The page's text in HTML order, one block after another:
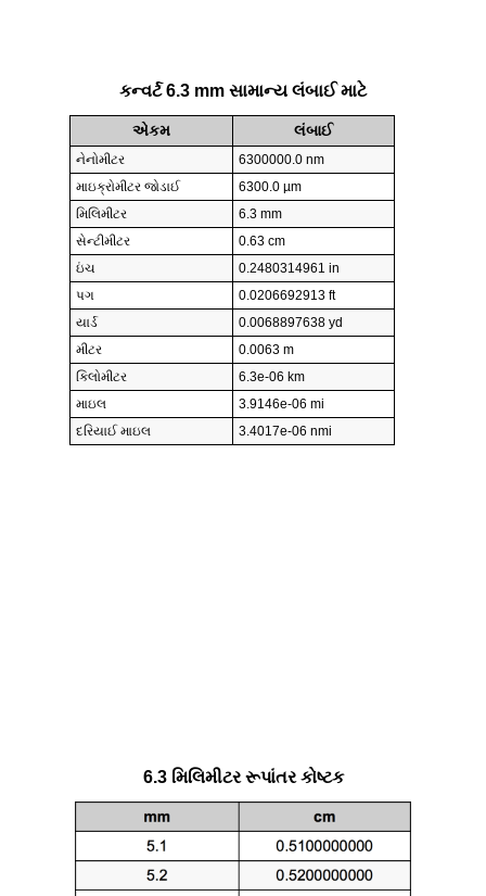
કન્વર્ટ 6.3 mm સામાન્ય લંબાઈ માટે
એકમ લંબાઈ
નેનોમીટર
6300000.0 nm
માઇક્રોમીટર જોડાઈ
6300.0 µm
મિલિમીટર
6.3 mm
સેન્ટીમીટર
0.63 cm
ઇંચ
0.2480314961 in
પગ
0.0206692913 ft
યાર્ડ
0.0068897638 yd
મીટર
0.0063 m
કિલોમીટર
6.3e-06 km
માઇલ
3.9146e-06 mi
દરિયાઈ માઇલ
3.4017e-06 nmi
6.3 મિલિમીટર રૂપાંતર કોષ્ટક